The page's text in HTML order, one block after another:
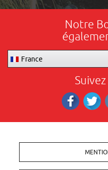
Notre
France